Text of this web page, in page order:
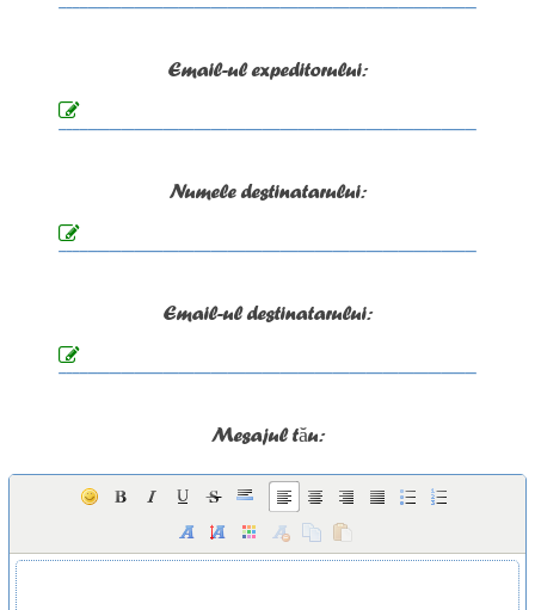
Email-ul expeditorului:
Numele destinatarului:
Email-ul destinatarului:
Mesajul tău: